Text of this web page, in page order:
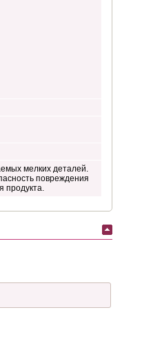
мелких деталей.
повреждения
продукта.